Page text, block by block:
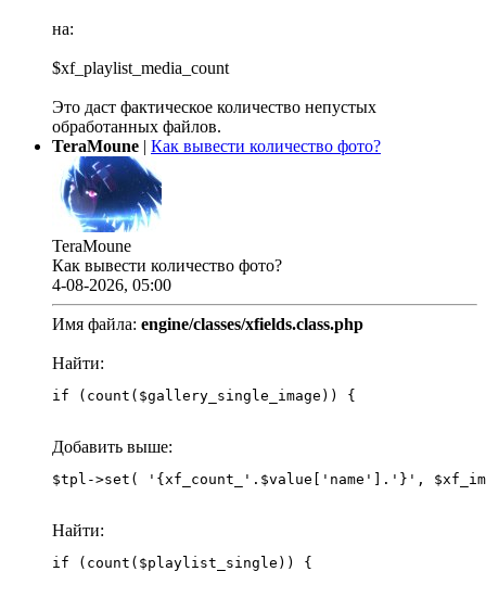
на:
$xf_playlist_media_count
Это даст фактическое количество непустых
обработанных файлов.
TeraMoune | Как вывести количество фото?
TeraMoune
Как вывести количество фото?
4-08-2026, 05:00
Имя файла: engine/classes/xfields.class.php
Найти:
if (count($gallery_single_image)) {
Добавить выше:
Найти:
if (count($playlist_single)) {